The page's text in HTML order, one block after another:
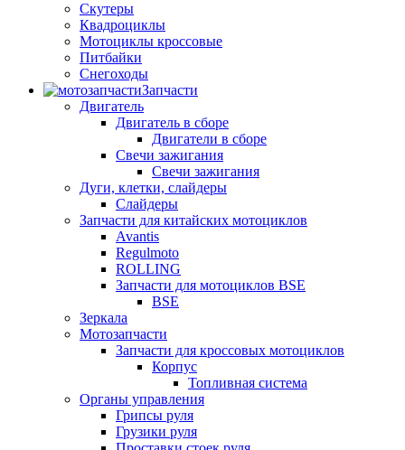
Скутеры
Квадроциклы
Мотоциклы кроссовые
Питбайки
Снегоходы
Запчасти
Двигатель
Двигатель в сборе
Двигатели в сборе
Свечи зажигания
Свечи зажигания
Дуги, клетки, слайдеры
Слайдеры
Запчасти для китайских мотоциклов
Avantis
Regulmoto
ROLLING
Запчасти для мотоциклов BSE
BSE
Зеркала
Мотозапчасти
Запчасти для кроссовых мотоциклов
Корпус
Топливная система
Органы управления
Грипсы руля
Грузики руля